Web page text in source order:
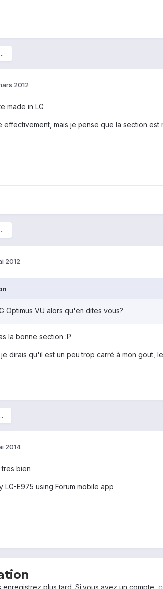
2012
made in LG
effectivement, mais je pense que la section
2012
Optimus VU alors qu'en dites vous?
la bonne section :P
dirais qu'il est un peu trop carré à mon gout,
2014
bien
LG-E975 using Forum mobile app
plus tard. Si vous avez un compte,